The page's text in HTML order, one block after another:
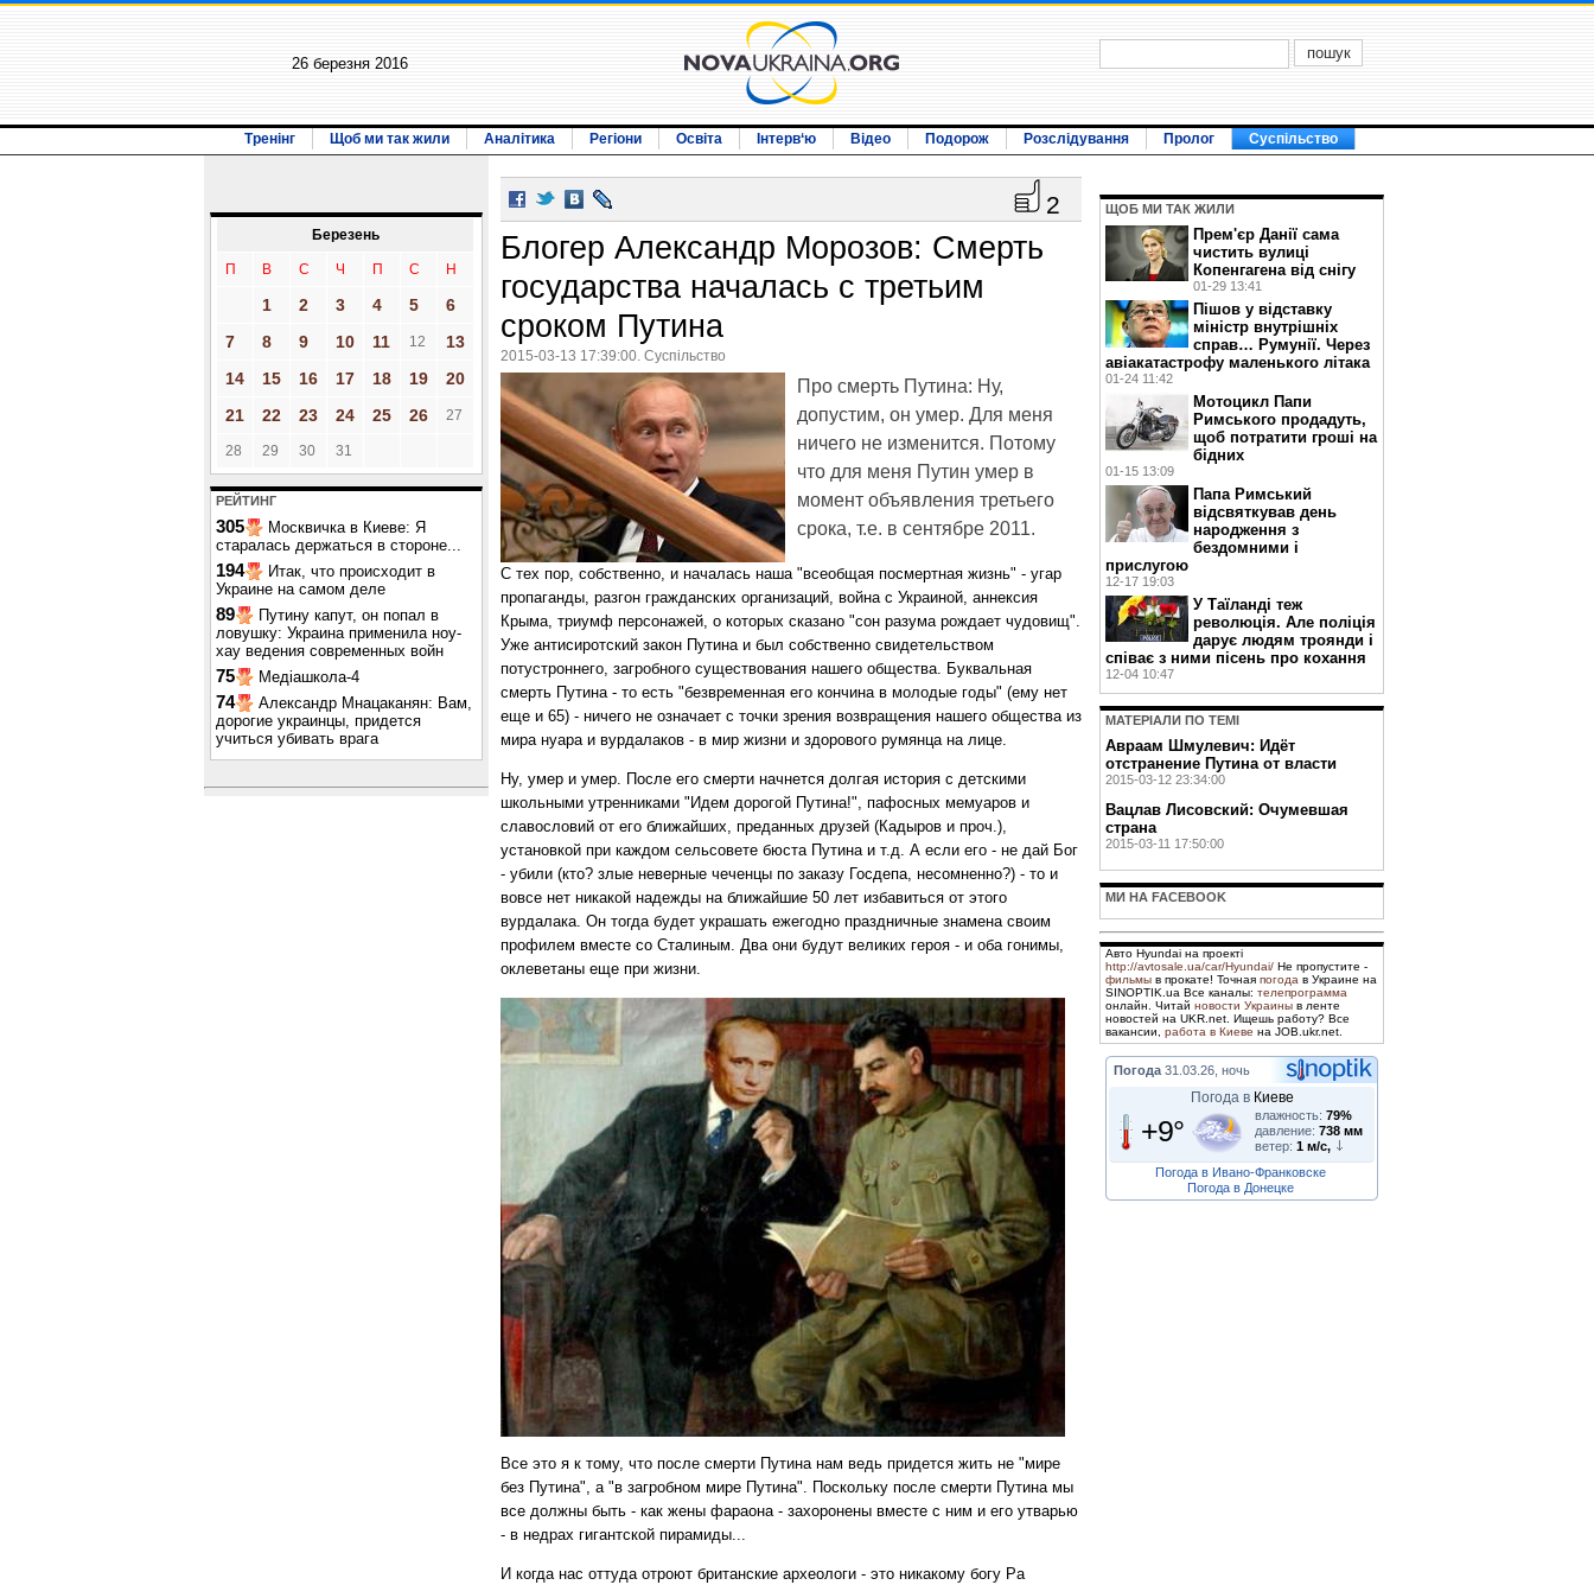
26 березня 2016
Тренінг Щоб ми так жили Аналітика Регіони Освіта Інтерв‘ю Відео Подорож Розслідування Пролог Суспільство
Березень
П В С Ч П С Н
1 2 3 4 5
6
7
8 9 10 11 12
13
14
15 16 17 18 19
20
21
22 23 24 25 26 27
28 29 30 31
РЕЙТИНГ
305
Москвичка в Киеве: Я
старалась держаться в стороне...
194
Итак, что происходит в
Украине на самом деле
89
Путину капут, он попал в
ловушку: Украина применила ноу-
хау ведения современных войн
75 Медіашкола-4
74
Александр Мнацаканян: Вам,
дорогие украинцы, придется
учиться убивать врага
2
Блогер Александр Морозов: Смерть
государства началась с третьим
сроком Путина
2015-03-13 17:39:00. Суспільство
Про смерть Путина: Ну,
допустим, он умер. Для меня
ничего не изменится. Потому
что для меня Путин умер в
момент объявления третьего
срока, т.е. в сентябре 2011.
С тех пор, собственно, и началась наша "всеобщая посмертная жизнь" - угар
пропаганды, разгон гражданских организаций, война с Украиной, аннексия
Крыма, триумф персонажей, о которых сказано "сон разума рождает чудовищ".
Уже антисиротский закон Путина и был собственно свидетельством
потустроннего, загробного существования нашего общества. Буквальная
смерть Путина - то есть "безвременная его кончина в молодые годы" (ему нет
еще и 65) - ничего не означает с точки зрения возвращения нашего общества из
мира нуара и вурдалаков - в мир жизни и здорового румянца на лице.
Ну, умер и умер. После его смерти начнется долгая история с детскими
школьными утренниками "Идем дорогой Путина!", пафосных мемуаров и
славословий от его ближайших, преданных друзей (Кадыров и проч.),
установкой при каждом сельсовете бюста Путина и т.д. А если его - не дай Бог
- убили (кто? злые неверные чеченцы по заказу Госдепа, несомненно?) - то и
вовсе нет никакой надежды на ближайшие 50 лет избавиться от этого
вурдалака. Он тогда будет украшать ежегодно праздничные знамена своим
профилем вместе со Сталиным. Два они будут великих героя - и оба гонимы,
оклеветаны еще при жизни.
Все это я к тому, что после смерти Путина нам ведь придется жить не "мире
без Путина", а "в загробном мире Путина". Поскольку после смерти Путина мы
все должны быть - как жены фараона - захоронены вместе с ним и его утварью
- в недрах гигантской пирамиды...
И когда нас оттуда отроют британские археологи - это никакому богу Ра
ЩОБ МИ ТАК ЖИЛИ
Прем'єр Данії сама
чистить вулиці
Копенгагена від снігу
01-29 13:41
Пішов у відставку
міністр внутрішніх
справ… Румунії. Через
авіакатастрофу маленького літака
01-24 11:42
Мотоцикл Папи
Римського продадуть,
щоб потратити гроші на
бідних
01-15 13:09
Папа Римський
відсвяткував день
народження з
бездомними і
прислугою
12-17 19:03
У Таїланді теж
революція. Але поліція
дарує людям троянди і
співає з ними пісень про кохання
12-04 10:47
МАТЕРIАЛИ ПО ТЕМI
Авраам Шмулевич: Идёт
отстранение Путина от власти
2015-03-12 23:34:00
Вацлав Лисовский: Очумевшая
страна
2015-03-11 17:50:00
МИ НА FACEBOOK
Авто Hyundai на проекті
http://avtosale.ua/car/Hyundai/ Не пропустите -
фильмы в прокате! Точная погода в Украине на
SINOPTIK.ua Все каналы: телепрограмма
онлайн. Читай новости Украины в ленте
новостей на UKR.net. Ищешь работу? Все
вакансии, работа в Киеве на JOB.ukr.net.
Погода 31.03.26, ночь
Погода в Киеве
+9° влажность: 79%
давление: 738 мм
ветер: 1 м/с,
Погода в Ивано-Франковске
Погода в Донецке